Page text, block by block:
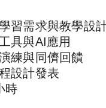
習需求與教學設
具與AI應用
練與同儕回饋
設計發表
時